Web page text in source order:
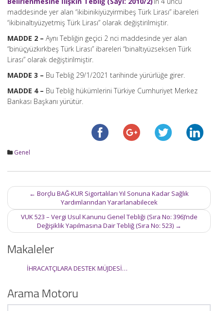
maddesinde yer alan “ikibinikiyüzyirmibeş Türk Lirası” ibareleri
“ikibinaltıyüzyetmiş Türk Lirası” olarak değiştirilmiştir.
MADDE 2 – Aynı Tebliğin geçici 2 nci maddesinde yer alan
“binüçyüzkırkbeş Türk Lirası” ibareleri “binaltıyüzseksen Türk
Lirası” olarak değiştirilmiştir.
MADDE 3 – Bu Tebliğ 29/1/2021 tarihinde yürürlüğe girer.
MADDE 4 – Bu Tebliğ hükümlerini Türkiye Cumhuriyet Merkez
Bankası Başkanı yürütür.
Genel
Post
navigation
← Borçlu BAĞ-KUR Sigortalıları Yıl Sonuna Kadar Sağlık
Yardımlarından Yararlanabilecek
VUK 523 – Vergi Usul Kanunu Genel Tebliği (Sıra No: 396)’nde
Değişiklik Yapılmasına Dair Tebliğ (Sıra No: 523) →
Makaleler
İHRACATÇILARA DESTEK MÜJDESİ…
Arama Motoru